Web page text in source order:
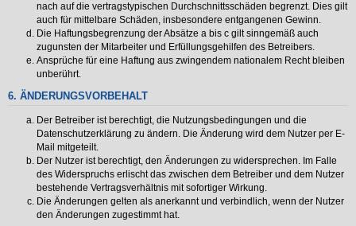
nach auf die vertragstypischen Durchschnittsschäden begrenzt. Dies gilt
auch für mittelbare Schäden, insbesondere entgangenen Gewinn.
Die Haftungsbegrenzung der Absätze a bis c gilt sinngemäß auch
zugunsten der Mitarbeiter und Erfüllungsgehilfen des Betreibers.
Ansprüche für eine Haftung aus zwingendem nationalem Recht bleiben
unberührt.
6. ÄNDERUNGSVORBEHALT
Der Betreiber ist berechtigt, die Nutzungsbedingungen und die
Datenschutzerklärung zu ändern. Die Änderung wird dem Nutzer per E-
Mail mitgeteilt.
Der Nutzer ist berechtigt, den Änderungen zu widersprechen. Im Falle
des Widerspruchs erlischt das zwischen dem Betreiber und dem Nutzer
bestehende Vertragsverhältnis mit sofortiger Wirkung.
Die Änderungen gelten als anerkannt und verbindlich, wenn der Nutzer
den Änderungen zugestimmt hat.